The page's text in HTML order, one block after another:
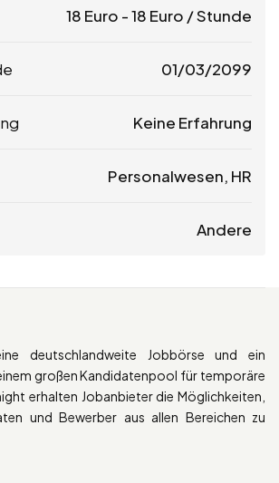
18 Euro -18 Euro / Stunde
01/03/2099
Keine Erfahrung
Personalwesen, HR
Andere
deutschlandweite Jobbörse und ein
großen Kandidatenpool für temporäre
erhalten Jobanbieter die Möglichkeiten,
und Bewerber aus allen Bereichen zu